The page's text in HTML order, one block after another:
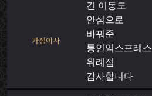
가정이사
긴 이동도
안심으로
바꿔준
통인익스프레스
위례점
감사합니다